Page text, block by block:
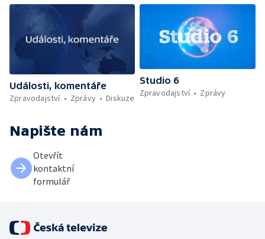
Události, komentáře
Zpravodajství
Zprávy Diskuze
Studio 6
Zpravodajství
Zprávy
Napište nám
Otevřít
kontaktní
formulář